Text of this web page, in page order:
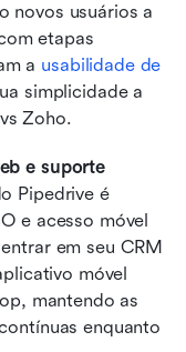
novos usuários a
etapas
a usabilidade de
simplicidade a
Zoho.
e suporte
Pipedrive é
e acesso móvel
em seu CRM
móvel
mantendo as
enquanto